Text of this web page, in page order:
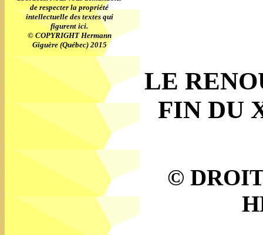
de respecter la propriété
intellectuelle des textes qui
figurent ici.
© COPYRIGHT Hermann
Giguère (Québec) 2015
LE
FIN DU
©